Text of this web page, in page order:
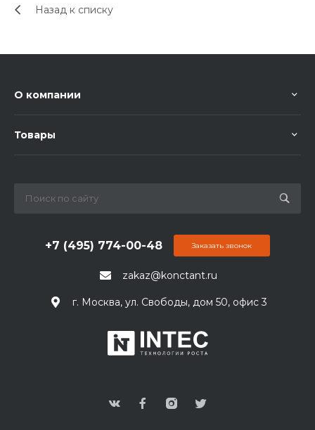
Назад к списку
О компании
Товары
zakaz@konctant.ru
+7 (495) 774-00-48
г. Москва, ул. Свободы, дом 50, офис 3
Заказать звонок